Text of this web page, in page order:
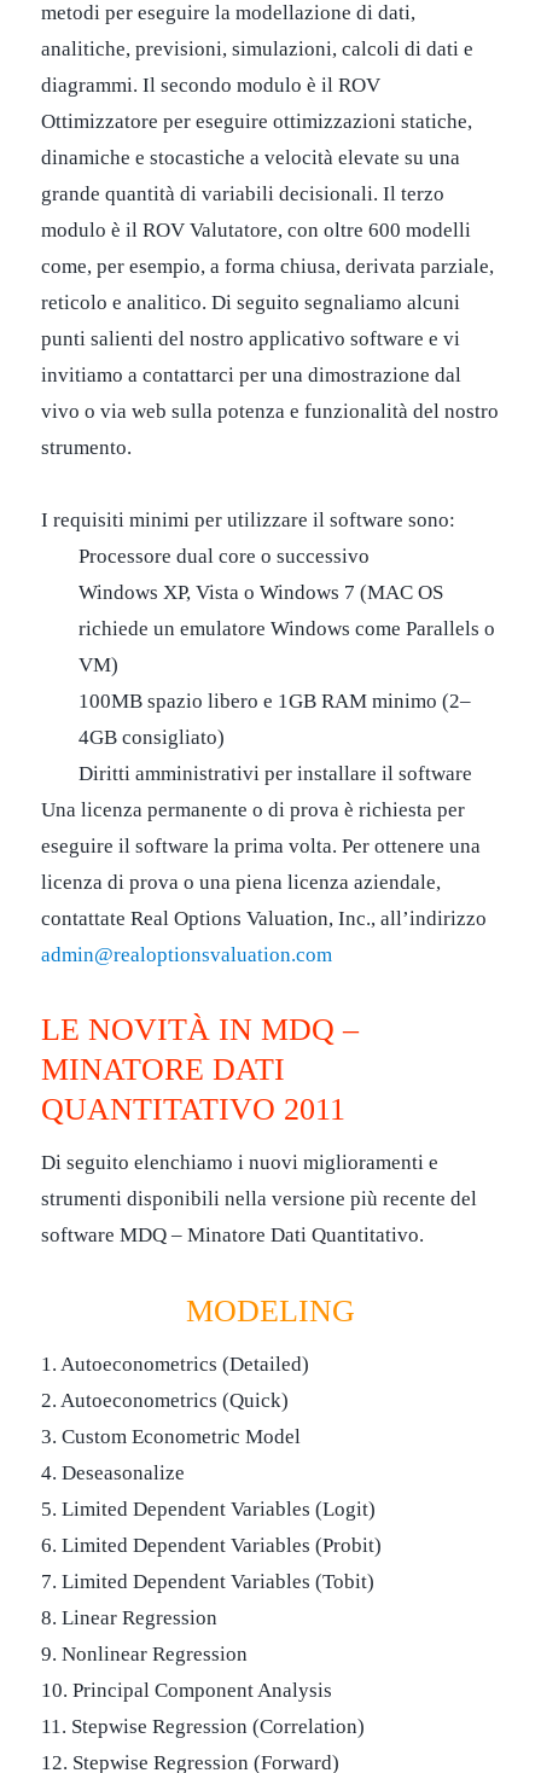
metodi per eseguire la modellazione di dati,
analitiche, previsioni, simulazioni, calcoli di dati e
diagrammi. Il secondo modulo è il ROV
Ottimizzatore per eseguire ottimizzazioni statiche,
dinamiche e stocastiche a velocità elevate su una
grande quantità di variabili decisionali. Il terzo
modulo è il ROV Valutatore, con oltre 600 modelli
come, per esempio, a forma chiusa, derivata parziale,
reticolo e analitico. Di seguito segnaliamo alcuni
punti salienti del nostro applicativo software e vi
invitiamo a contattarci per una dimostrazione dal
vivo o via web sulla potenza e funzionalità del nostro
strumento.
I requisiti minimi per utilizzare il software sono:
Processore dual core o successivo
Windows XP, Vista o Windows 7 (MAC OS
richiede un emulatore Windows come Parallels o
VM)
100MB spazio libero e 1GB RAM minimo (2–
4GB consigliato)
Diritti amministrativi per installare il software
Una licenza permanente o di prova è richiesta per
eseguire il software la prima volta. Per ottenere una
licenza di prova o una piena licenza aziendale,
contattate Real Options Valuation, Inc., all’indirizzo
admin@realoptionsvaluation.com
LE NOVITÀ IN MDQ –
MINATORE DATI
QUANTITATIVO 2011
Di seguito elenchiamo i nuovi miglioramenti e
strumenti disponibili nella versione più recente del
software MDQ – Minatore Dati Quantitativo.
MODELING
1. Autoeconometrics (Detailed)
2. Autoeconometrics (Quick)
3. Custom Econometric Model
4. Deseasonalize
5. Limited Dependent Variables (Logit)
6. Limited Dependent Variables (Probit)
7. Limited Dependent Variables (Tobit)
8. Linear Regression
9. Nonlinear Regression
10. Principal Component Analysis
11. Stepwise Regression (Correlation)
12. Stepwise Regression (Forward)